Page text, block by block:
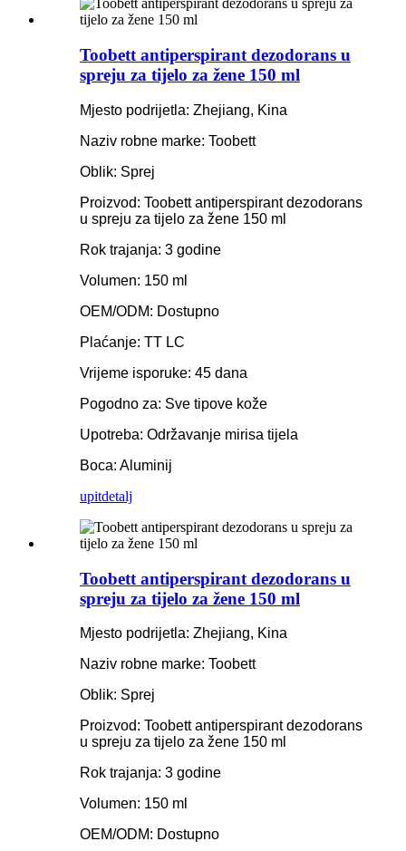
Toobett antiperspirant dezodorans u
spreju za tijelo za žene 150 ml
Mjesto podrijetla: Zhejiang, Kina
Naziv robne marke: Toobett
Oblik: Sprej
Proizvod: Toobett antiperspirant dezodorans
u spreju za tijelo za žene 150 ml
Rok trajanja: 3 godine
Volumen: 150 ml
OEM/ODM: Dostupno
Plaćanje: TT LC
Vrijeme isporuke: 45 dana
Pogodno za: Sve tipove kože
Upotreba: Održavanje mirisa tijela
Boca: Aluminij
upitdetalj
Toobett antiperspirant dezodorans u
spreju za tijelo za žene 150 ml
Mjesto podrijetla: Zhejiang, Kina
Naziv robne marke: Toobett
Oblik: Sprej
Proizvod: Toobett antiperspirant dezodorans
u spreju za tijelo za žene 150 ml
Rok trajanja: 3 godine
Volumen: 150 ml
OEM/ODM: Dostupno